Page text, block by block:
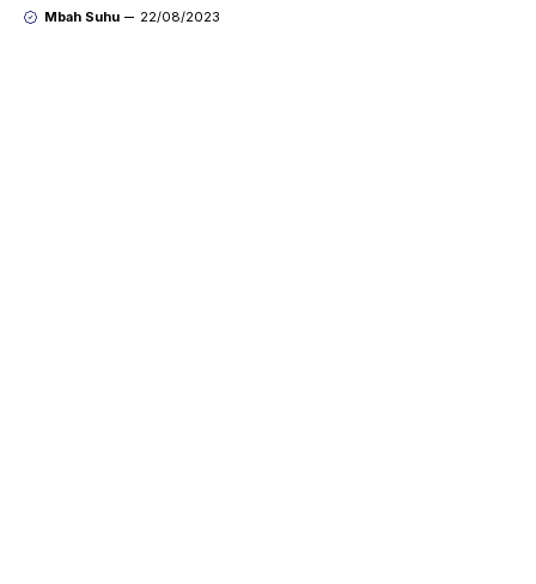
Mbah Suhu 22/08/2023